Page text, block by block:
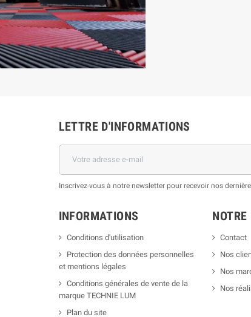
LETTRE D'INFORMATIONS
Inscrivez-vous à notre newsletter pour recevoir nos
INFORMATIONS
Conditions d'utilisation
Protection des données personnelles
et mentions légales
Conditions générales de vente de la
marque TECHNIE LUM
Plan du site
NOTRE
Contact
Nos
Nos
Nos